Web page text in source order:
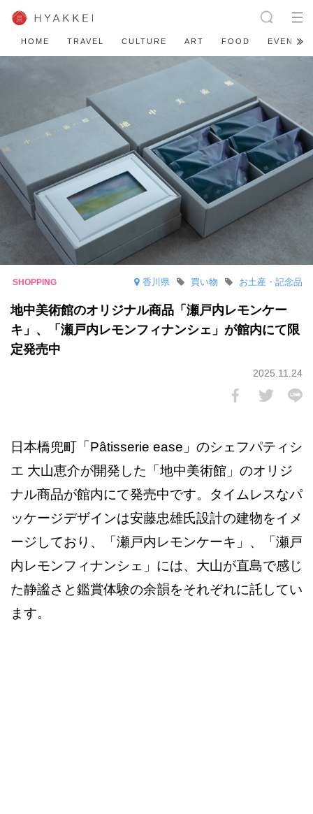
HOME TRAVEL CULTURE ART FOOD EVENT
香川県 お土産・記念品
買い物
地中美術館のオリジナル商品「瀬戸内レモンケー
キ」、「瀬戸内レモンフィナンシェ」が館内にて限
定発売中
2025.11.24
日本橋兜町「Pâtisserie ease」のシェフパティシ
エ 大山恵介が開発した「地中美術館」のオリジ
ナル商品が館内にて発売中です。タイムレスなパ
ッケージデザインは安藤忠雄氏設計の建物をイメ
ージしており、「瀬戸内レモンケーキ」、「瀬戸
内レモンフィナンシェ」には、大山が直島で感じ
た静謐さと鑑賞体験の余韻をそれぞれに託してい
ます。